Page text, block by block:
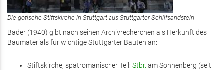
Die gotische Stiftskirche in Stuttgart aus Stuttgarter Schilfsandstein
Bader (1940) gibt nach seinen Archivrecherchen als Herkunft des
Baumaterials für wichtige Stuttgarter Bauten an:
Stiftskirche, spätromanischer Teil: Stbr. am Sonnenberg (seit